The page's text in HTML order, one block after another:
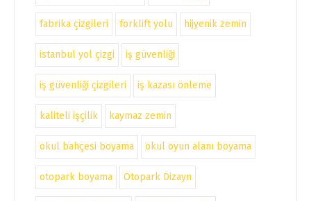
fabrika çizgileri forklift yolu hijyenik zemin
istanbul yol çizgi iş güvenliği
iş güvenliği çizgileri iş kazası önleme
kaliteli işçilik kaymaz zemin
okul bahçesi boyama okul oyun alanı boyama
otopark boyama Otopark Dizayn